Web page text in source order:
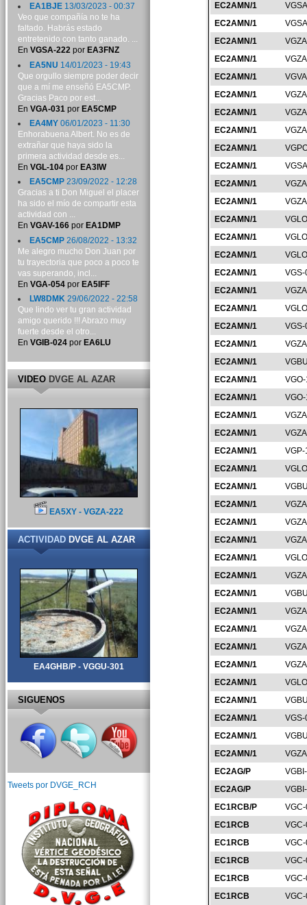
EC2AMN/1
EC2AMN/1
EC2AMN/1
EC2AMN/1
EC2AMN/1
EC2AMN/1
EC2AMN/1
EC2AMN/1
EC2AMN/1
EC2AMN/1
EC2AMN/1
EC2AMN/1
EC2AMN/1
EC2AMN/1
EC2AMN/1
EC2AMN/1
EC2AMN/1
EC2AMN/1
EC2AMN/1
EC2AMN/1
EC2AMN/1
EC2AMN/1
EC2AMN/1
EC2AMN/1
EC2AMN/1
EC2AMN/1
EC2AMN/1
EC2AMN/1
EC2AMN/1
EC2AMN/1
EC2AMN/1
EC2AMN/1
EC2AMN/1
EC2AMN/1
EC2AMN/1
EC2AMN/1
EC2AMN/1
EC2AMN/1
EC2AMN/1
EC2AMN/1
EC2AMN/1
EC2AMN/1
EC2AMN/1
EC2AG/P
EC2AG/P
EC1RCB/P
EC1RCB
EC1RCB
EC1RCB
EC1RCB
EC1RCB
EA1BJE13/03/2023 - 00:37
Veo que compañía no te ha
faltado. Habrás estado
entretenido con tanto ganado. ...
En VGSA-222por EA3FNZ
EA5NU 14/01/2023 - 19:43
Que orgullo siempre poder decir
que a mí me enseñó EA5CMP.
Gracias Paco por est...
En VGA-031 por EA5CMP
EA4MY06/01/2023 - 11:30
Enhorabuena Albert. No es de
extrañar que haya sido la
primera actividad desde es...
En VGL-104por EA3IW
EA5CMP23/09/2022 - 12:28
Gracias a ti Don Miguel el placer
ha sido el mío de compartir esta
actividad con ...
En VGAV-166por EA1DMP
EA5CMP26/08/2022 - 13:32
Me alegro mucho Don Juan por
tu trayectoria que poco a poco te
vas superando, incl...
En VGA-054por EA5IFF
LW8DMK29/06/2022 - 22:58
Que lindo ver tu gran actividad
amigo querido !!! Abrazo muy
fuerte desde el otro...
En VGIB-024por EA6LU
VIDEODVGE AL AZAR
EA5XY - VGZA-222
ACTIVIDADDVGE AL AZAR
EA4GHB/P - VGGU-301
SIGUENOS
Tweets por DVGE_RCH